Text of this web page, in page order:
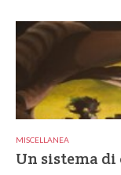
MISCELLANEA
Un sistema